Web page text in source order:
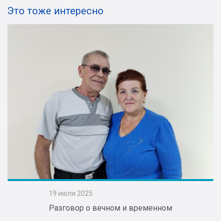
Это тоже интересно
19 июля 2025
Разговор о вечном и временном